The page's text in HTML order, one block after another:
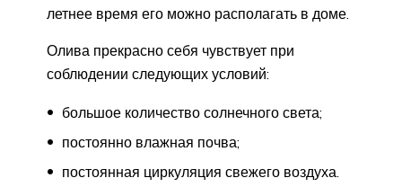
летнее время его можно располагать в доме.
Олива прекрасно себя чувствует при
соблюдении следующих условий:
большое количество солнечного света;
постоянно влажная почва;
постоянная циркуляция свежего воздуха.